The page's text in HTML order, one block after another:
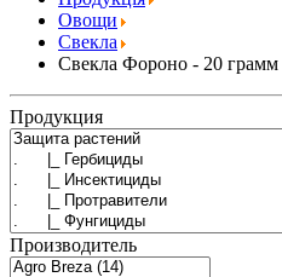
Овощи
Свекла
Свекла Фороно - 20 грамм
Продукция
Производитель